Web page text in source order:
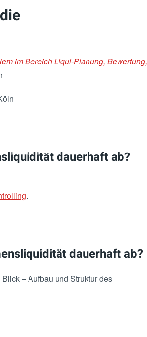
im Bereich Liqui-Planung, Bewertung,
dauerhaft ab?
.
dauerhaft ab?
– Aufbau und Struktur des